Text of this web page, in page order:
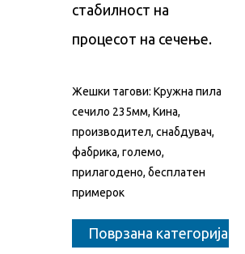
стабилност на
процесот на сечење.
Жешки тагови: Кружна пила
сечило 235мм, Кина,
производител, снабдувач,
фабрика, големо,
прилагодено, бесплатен
примерок
Поврзана категорија